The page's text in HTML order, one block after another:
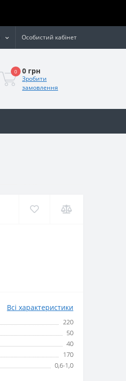
Особистий кабінет
0 0 грн
Зробити
замовлення
Всі характеристики
220
50
40
170
0,6-1,0